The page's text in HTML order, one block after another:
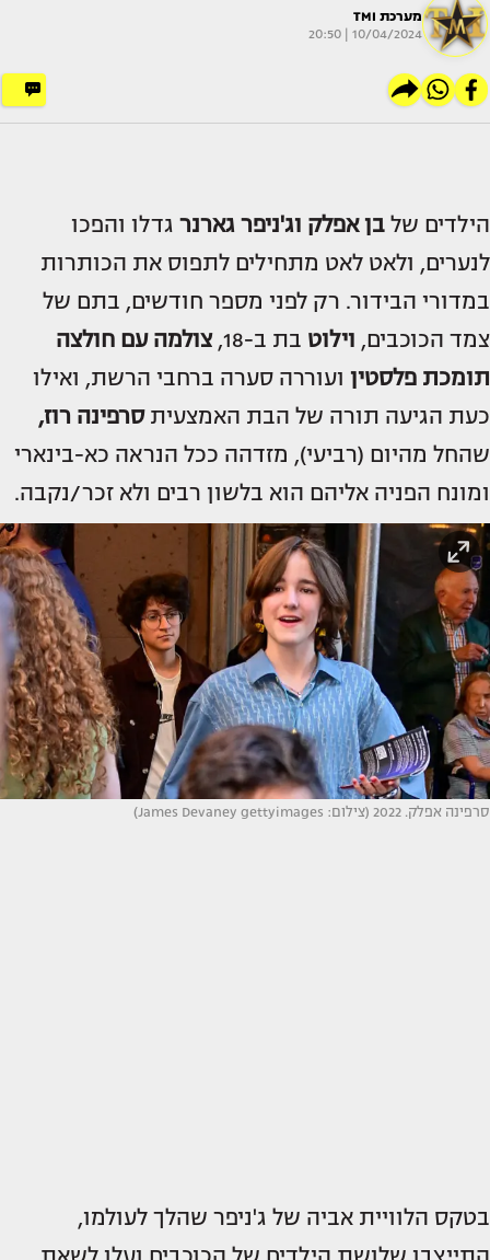
מערכת TMI
10/04/2024 | 20:50
הילדים של בן אפלק וג'ניפר גארנר גדלו והפכו
לנערים, ולאט לאט מתחילים לתפוס את הכותרות
במדורי הבידור. רק לפני מספר חודשים, בתם של
צמד הכוכבים, וילוט בת ב-18,
צולמה עם חולצה
תומכת פלסטין ועוררה סערה ברחבי הרשת, ואילו
כעת הגיעה תורה של הבת האמצעיתסרפינה רוז,
שהחל מהיום (רביעי), מזדהה ככל הנראה כא-בינארי
ומונח הפניה אליהם הוא בלשון רבים ולא זכר/נקבה.
סרפינה אפלק. 2022 (צילום: James Devaney gettyimages)
בטקס הלוויית אביה של ג'ניפר שהלך לעולמו,